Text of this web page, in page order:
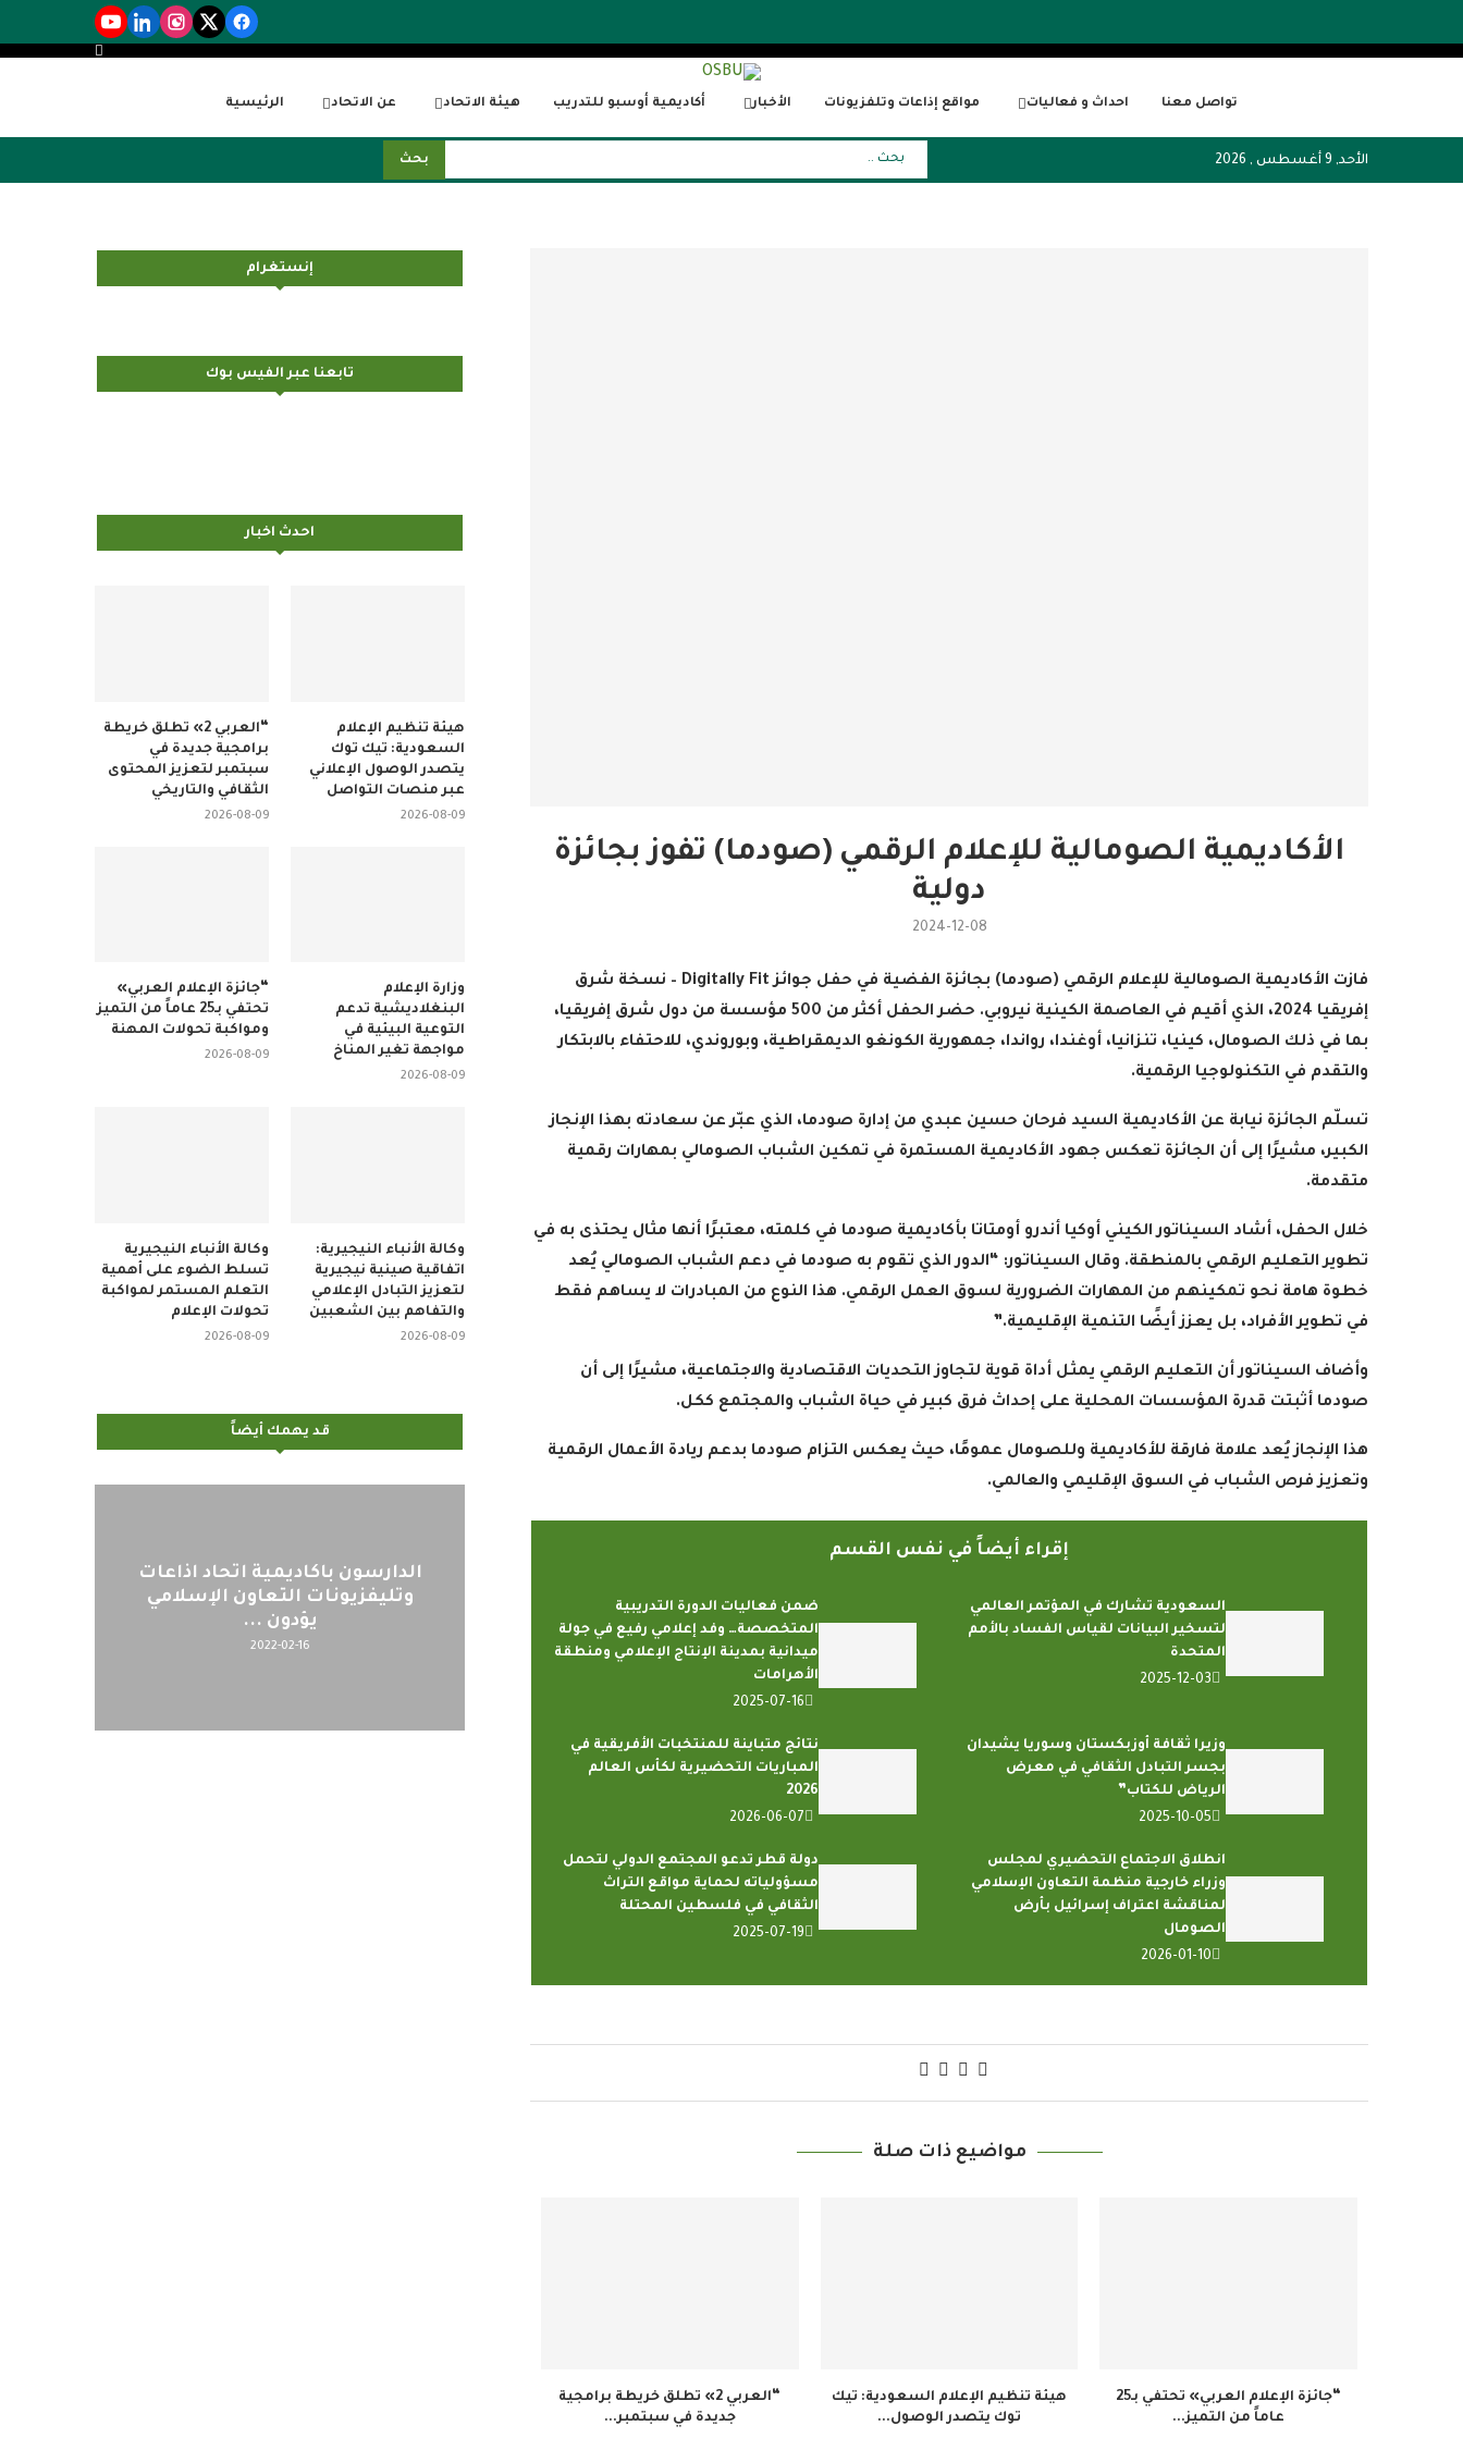
الرئيسية عن الاتحاد هيئة الاتحاد أكاديمية أوسبو للتدريب الأخبار مواقع إذاعات وتلفزيونات احداث و فعاليات تواصل معنا
الأحد, 9 أغسطس , 2026 بحث
الأكاديمية الصومالية للإعلام الرقمي (صودما) تفوز بجائزة
دولية
2024-12-08
فازت الأكاديمية الصومالية للإعلام الرقمي (صودما) بجائزة الفضية في حفل جوائزDigitally Fit –
نسخة شرق
إفريقيا 2024، الذي أقيم في العاصمة الكينية نيروبي. حضر الحفل أكثر من 500 مؤسسة من دول شرق إفريقيا،
بما في ذلك الصومال، كينيا، تنزانيا، أوغندا، رواندا، جمهورية الكونغو الديمقراطية، وبوروندي، للاحتفاء بالابتكار
والتقدم في التكنولوجيا الرقمية.
تسلّم الجائزة نيابة عن الأكاديمية السيد فرحان حسين عبدي من إدارة صودما، الذي عبّر عن سعادته بهذا الإنجاز
الكبير، مشيرًا إلى أن الجائزة تعكس جهود الأكاديمية المستمرة في تمكين الشباب الصومالي بمهارات رقمية
متقدمة.
خلال الحفل، أشاد السيناتور الكيني أوكيا أندرو أومتاتا بأكاديمية صودما في كلمته، معتبرًا أنها مثال يحتذى به في
تطوير التعليم الرقمي بالمنطقة. وقال السيناتور: “الدور الذي تقوم به صودما في دعم الشباب الصومالي يُعد
خطوة هامة نحو تمكينهم من المهارات الضرورية لسوق العمل الرقمي. هذا النوع من المبادرات لا يساهم فقط
في تطوير الأفراد، بل يعزز أيضًا التنمية الإقليمية.”
وأضاف السيناتور أن التعليم الرقمي يمثل أداة قوية لتجاوز التحديات الاقتصادية والاجتماعية، مشيرًا إلى أن
صودما أثبتت قدرة المؤسسات المحلية على إحداث فرق كبير في حياة الشباب والمجتمع ككل.
هذا الإنجاز يُعد علامة فارقة للأكاديمية وللصومال عمومًا، حيث يعكس التزام صودما بدعم ريادة الأعمال الرقمية
وتعزيز فرص الشباب في السوق الإقليمي والعالمي.
إقراء أيضاً في نفس القسم
السعودية تشارك في المؤتمر العالمي
لتسخير البيانات لقياس الفساد بالأمم
المتحدة
2025-12-03
ضمن فعاليات الدورة التدريبية
المتخصصة… وفد إعلامي رفيع في جولة
ميدانية بمدينة الإنتاج الإعلامي ومنطقة
الأهرامات
2025-07-16
وزيرا ثقافة أوزبكستان وسوريا يشيدان
بجسر التبادل الثقافي في معرض
الرياض للكتاب”
2025-10-05
نتائج متباينة للمنتخبات الأفريقية في
المباريات التحضيرية لكأس العالم
2026
2026-06-07
انطلاق الاجتماع التحضيري لمجلس
وزراء خارجية منظمة التعاون الإسلامي
لمناقشة اعتراف إسرائيل بأرض
الصومال
2026-01-10
دولة قطر تدعو المجتمع الدولي لتحمل
مسؤولياته لحماية مواقع التراث
الثقافي في فلسطين المحتلة
2025-07-19
مواضيع ذات صلة
“العربي 2» تطلق خريطة برامجية
جديدة في سبتمبر...
هيئة تنظيم الإعلام السعودية: تيك
توك يتصدر الوصول...
“جائزة الإعلام العربي» تحتفي بـ25
عاماً من التميز...
إنستغرام
تابعنا عبر الفيس بوك
احدث اخبار
“العربي 2» تطلق خريطة
برامجية جديدة في
سبتمبر لتعزيز المحتوى
الثقافي والتاريخي
2026-08-09
هيئة تنظيم الإعلام
السعودية: تيك توك
يتصدر الوصول الإعلاني
عبر منصات التواصل
2026-08-09
“جائزة الإعلام العربي»
تحتفي بـ25 عاماً من التميز
ومواكبة تحولات المهنة
2026-08-09
وزارة الإعلام
البنغلاديشية تدعم
التوعية البيئية في
مواجهة تغير المناخ
2026-08-09
وكالة الأنباء النيجيرية
تسلط الضوء على أهمية
التعلم المستمر لمواكبة
تحولات الإعلام
2026-08-09
وكالة الأنباء النيجيرية:
اتفاقية صينية نيجيرية
لتعزيز التبادل الإعلامي
والتفاهم بين الشعبين
2026-08-09
قد يهمك أيضاً
الدارسون باكاديمية اتحاد اذاعات
وتليفزيونات التعاون الإسلامي
يؤدون ...
2022-02-16